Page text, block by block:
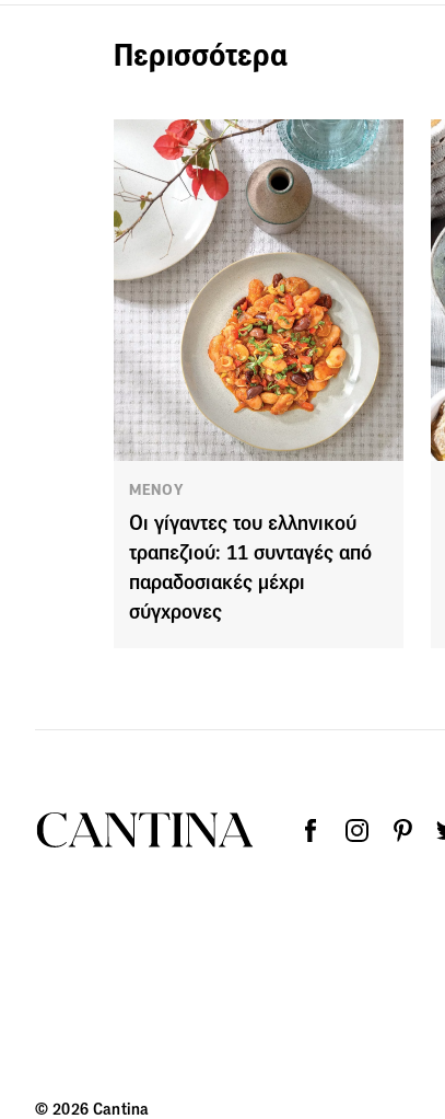
Περισσότερα
ΜΕΝΟΥ
Οι γίγαντες του ελληνικού
τραπεζιού: 11 συνταγές από
παραδοσιακές μέχρι
σύγχρονες
© 2026 Cantina